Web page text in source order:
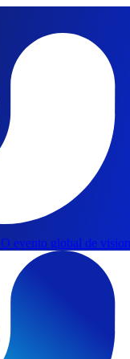
O evento global de